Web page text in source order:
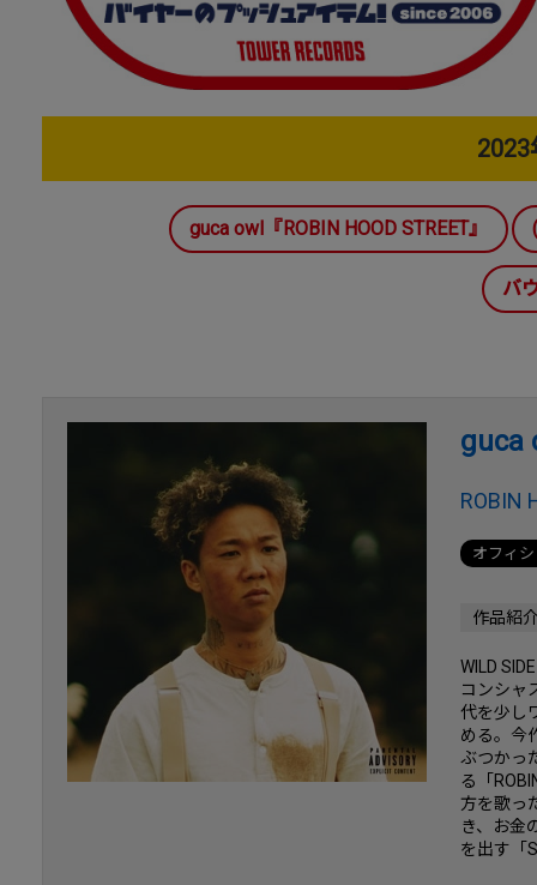
2023
guca owl『ROBIN HOOD STREET』
バ
guca
ROBIN
オフィ
作品紹
WILD
コンシャ
代を少し
める。今
ぶつかっ
る「
方を歌っ
き、お金
を出す「